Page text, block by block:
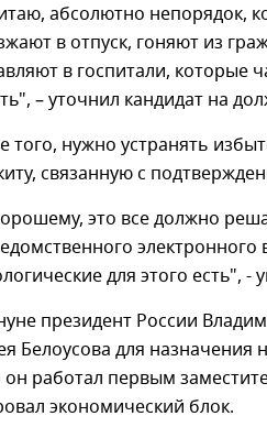
абсолютно непорядок,
в отпуск, гоняют из
в госпитали, которые
– уточнил кандидат на
того, нужно устранять
связанную с
это все должно
для этого есть", -
президент России
Белоусова для
он работал первым
экономический блок.